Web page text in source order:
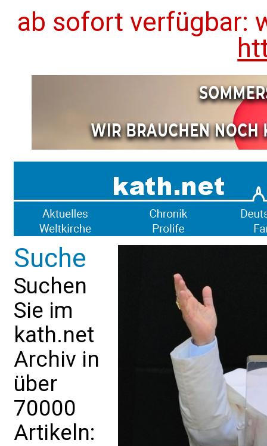
ab sofort verfügbar:
Suche
Suchen
Sie im
kath.net
Archiv in
über
70000
Artikeln: